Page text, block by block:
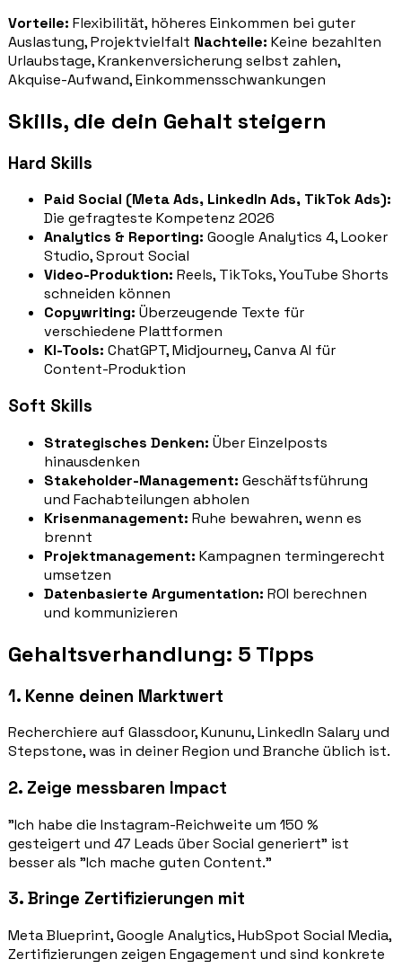
Vorteile: Flexibilität, höheres Einkommen bei guter
Auslastung, Projektvielfalt Nachteile: Keine bezahlten
Urlaubstage, Krankenversicherung selbst zahlen,
Akquise-Aufwand, Einkommensschwankungen
Skills, die dein Gehalt steigern
Hard Skills
Paid Social (Meta Ads, LinkedIn Ads, TikTok Ads):
Die gefragteste Kompetenz 2026
Analytics & Reporting: Google Analytics 4, Looker
Studio, Sprout Social
Video-Produktion: Reels, TikToks, YouTube Shorts
schneiden können
Copywriting: Überzeugende Texte für
verschiedene Plattformen
KI-Tools: ChatGPT, Midjourney, Canva AI für
Content-Produktion
Soft Skills
Strategisches Denken: Über Einzelposts
hinausdenken
Stakeholder-Management: Geschäftsführung
und Fachabteilungen abholen
Krisenmanagement: Ruhe bewahren, wenn es
brennt
Projektmanagement: Kampagnen termingerecht
umsetzen
Datenbasierte Argumentation: ROI berechnen
und kommunizieren
Gehaltsverhandlung: 5 Tipps
1. Kenne deinen Marktwert
Recherchiere auf Glassdoor, Kununu, LinkedIn Salary und
Stepstone, was in deiner Region und Branche üblich ist.
2. Zeige messbaren Impact
"Ich habe die Instagram-Reichweite um 150 %
gesteigert und 47 Leads über Social generiert" ist
besser als "Ich mache guten Content."
3. Bringe Zertifizierungen mit
Meta Blueprint, Google Analytics, HubSpot Social Media,
Zertifizierungen zeigen Engagement und sind konkrete